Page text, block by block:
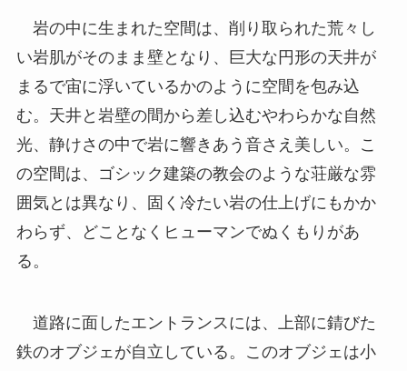
岩の中に生まれた空間は、削り取られた荒々し
い岩肌がそのまま壁となり、巨大な円形の天井が
まるで宙に浮いているかのように空間を包み込
む。天井と岩壁の間から差し込むやわらかな自然
光、静けさの中で岩に響きあう音さえ美しい。こ
の空間は、ゴシック建築の教会のような荘厳な雰
囲気とは異なり、固く冷たい岩の仕上げにもかか
わらず、どことなくヒューマンでぬくもりがあ
る。
道路に面したエントランスには、上部に錆びた
鉄のオブジェが自立している。このオブジェは小